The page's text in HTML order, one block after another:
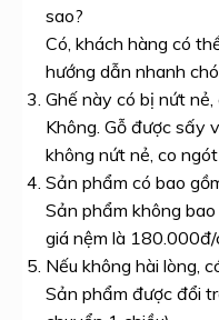
sao?
Có, khách hàng có
hướng dẫn nhanh
Ghế này có bị nứt
Không. Gỗ được sấy
không nứt nẻ, co ngót
Sản phẩm có bao
Sản phẩm không
giá nệm là 180.000đ/
Nếu không hài lòng,
Sản phẩm được đổi